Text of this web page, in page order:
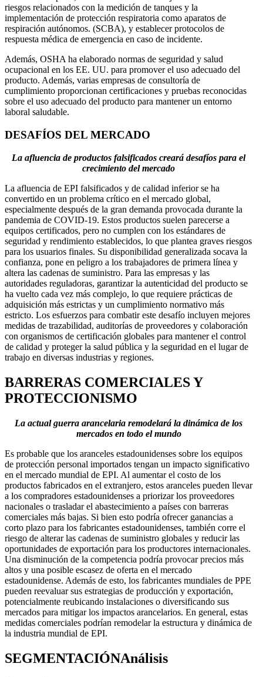
riesgos relacionados con la medición de tanques y la
implementación de protección respiratoria como aparatos de
respiración autónomos. (SCBA), y establecer protocolos de
respuesta médica de emergencia en caso de incidente.
Además, OSHA ha elaborado normas de seguridad y salud
ocupacional en los EE. UU. para promover el uso adecuado del
producto. Además, varias empresas de consultoría de
cumplimiento proporcionan certificaciones y pruebas reconocidas
sobre el uso adecuado del producto para mantener un entorno
laboral saludable.
DESAFÍOS DEL MERCADO
La afluencia de productos falsificados creará desafíos para el
crecimiento del mercado
La afluencia de EPI falsificados y de calidad inferior se ha
convertido en un problema crítico en el mercado global,
especialmente después de la gran demanda provocada durante la
pandemia de COVID-19. Estos productos suelen parecerse a
equipos certificados, pero no cumplen con los estándares de
seguridad y rendimiento establecidos, lo que plantea graves riesgos
para los usuarios finales. Su disponibilidad generalizada socava la
confianza, pone en peligro a los trabajadores de primera línea y
altera las cadenas de suministro. Para las empresas y las
autoridades reguladoras, garantizar la autenticidad del producto se
ha vuelto cada vez más complejo, lo que requiere prácticas de
adquisición más estrictas y un cumplimiento normativo más
estricto. Los esfuerzos para combatir este desafío incluyen mejores
medidas de trazabilidad, auditorías de proveedores y colaboración
con organismos de certificación globales para mantener el control
de calidad y proteger la salud pública y la seguridad en el lugar de
trabajo en diversas industrias y regiones.
BARRERAS COMERCIALES Y
PROTECCIONISMO
La actual guerra arancelaria remodelará la dinámica de los
mercados en todo el mundo
Es probable que los aranceles estadounidenses sobre los equipos
de protección personal importados tengan un impacto significativo
en el mercado mundial de EPI. Al aumentar el costo de los
productos fabricados en el extranjero, estos aranceles pueden llevar
a los compradores estadounidenses a priorizar los proveedores
nacionales o trasladar el abastecimiento a países con barreras
comerciales más bajas. Si bien esto podría ofrecer ganancias a
corto plazo para los fabricantes estadounidenses, también corre el
riesgo de alterar las cadenas de suministro globales y reducir las
oportunidades de exportación para los productores internacionales.
Una disminución de la competencia podría provocar precios más
altos y una posible escasez de oferta en el mercado
estadounidense. Además de esto, los fabricantes mundiales de PPE
pueden reevaluar sus estrategias de producción y exportación,
potencialmente reubicando instalaciones o diversificando sus
mercados para mitigar los impactos arancelarios. En general, estas
medidas comerciales podrían remodelar la estructura y dinámica de
la industria mundial de EPI.
SEGMENTACIÓNAnálisis